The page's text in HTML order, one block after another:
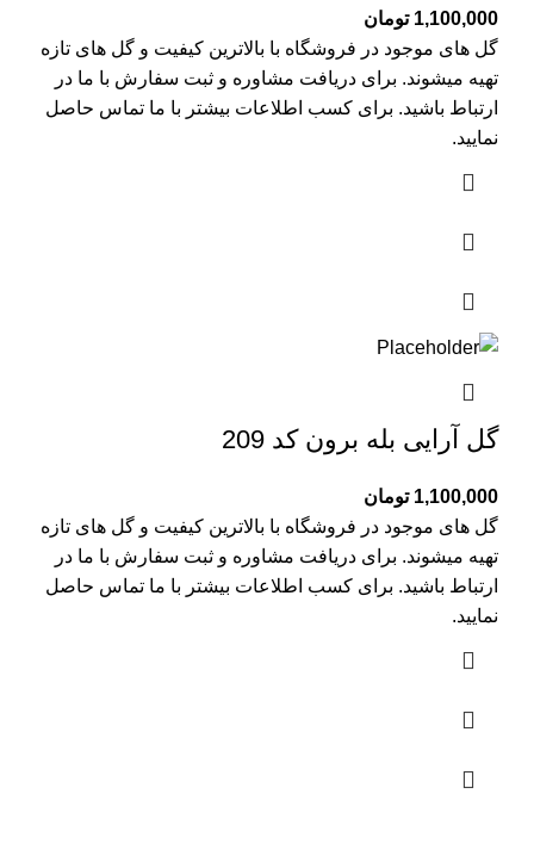
1,100,000 تومان
گل های موجود در فروشگاه با بالاترین کیفیت و گل های تازه
تهیه میشوند. برای دریافت مشاوره و ثبت سفارش با ما در
ارتباط باشید. برای کسب اطلاعات بیشتر با ما تماس حاصل
نمایید.
گل آرایی بله برون کد 209
1,100,000 تومان
گل های موجود در فروشگاه با بالاترین کیفیت و گل های تازه
تهیه میشوند. برای دریافت مشاوره و ثبت سفارش با ما در
ارتباط باشید. برای کسب اطلاعات بیشتر با ما تماس حاصل
نمایید.